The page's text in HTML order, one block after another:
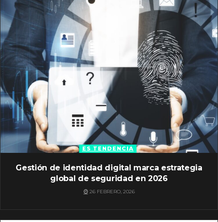
ES TENDENCIA
Gestión de identidad digital marca estrategia
global de seguridad en 2026
26 FEBRERO, 2026